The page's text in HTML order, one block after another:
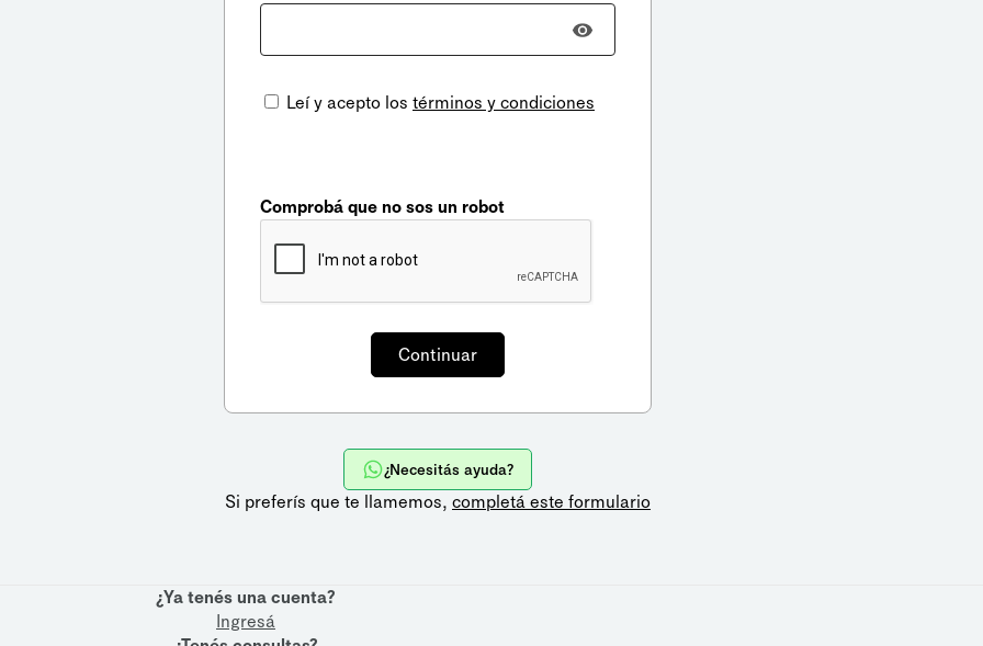
Leí y acepto los términos y condiciones
Comprobá que no sos un robot
¿Necesitás ayuda?
Si preferís que te llamemos, completá este formulario
¿Ya tenés una cuenta?
Ingresá